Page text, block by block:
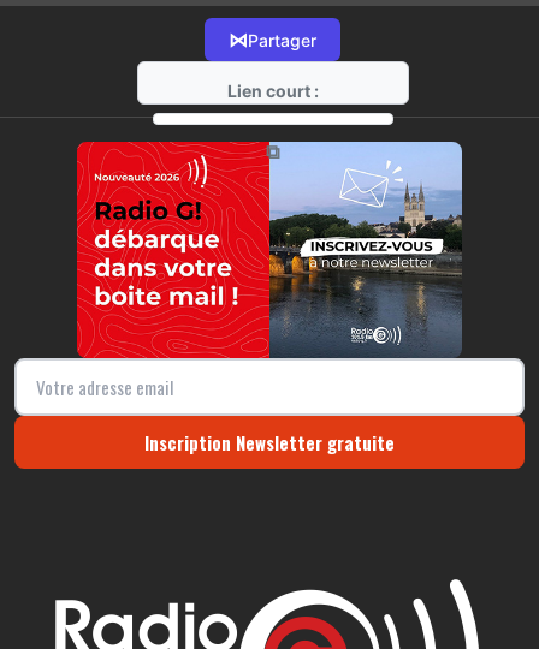
⋈Partager
Lien court :
https://radio-g.fr?17418
⧉
Inscription Newsletter gratuite